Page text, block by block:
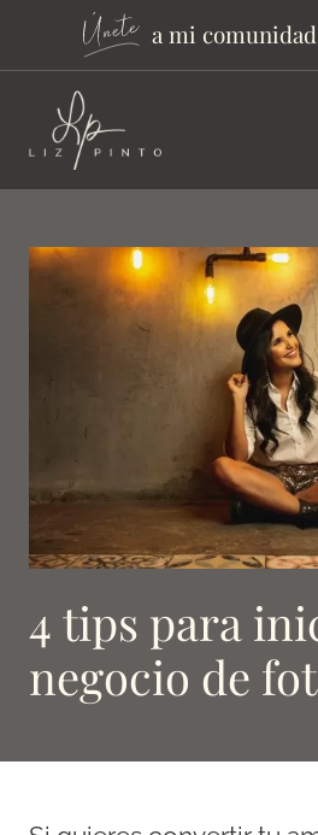
a mi
4 tips para
negocio de